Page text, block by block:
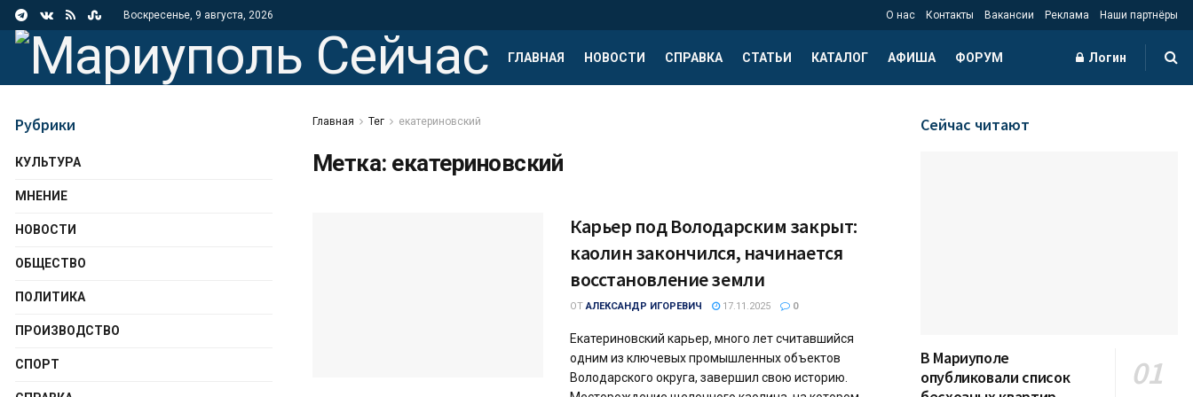
Воскресенье, 9 августа, 2026 О нас Контакты Вакансии Реклама Наши партнёры
ГЛАВНАЯ НОВОСТИ СПРАВКА СТАТЬИ КАТАЛОГ АФИША ФОРУМ Логин
Главная Тег екатериновский
Метка: екатериновский
Карьер под Володарским закрыт:
каолин закончился, начинается
восстановление земли
ОТ АЛЕКСАНДР ИГОРЕВИЧ 17.11.2025 0
Екатериновский карьер, много лет считавшийся
одним из ключевых промышленных объектов
Володарского округа, завершил свою историю.
Рубрики
КУЛЬТУРА
МНЕНИЕ
НОВОСТИ
ОБЩЕСТВО
ПОЛИТИКА
ПРОИЗВОДСТВО
СПОРТ
Сейчас читают
В Мариуполе
опубликовали список